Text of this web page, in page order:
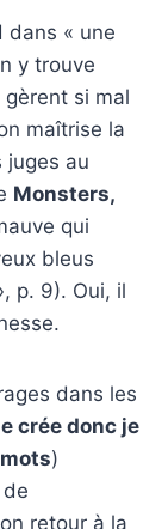
dans « une
y trouve
si mal
maîtrise la
juges au
Monsters,
qui
bleus
p. 9). Oui, il
dans les
crée donc je
)
retour à la